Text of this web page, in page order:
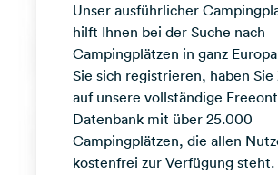
Media
Facebook
Instagram
Unser ausführlicher
hilft Ihnen bei der Suche nach
Campingplätzen in ganz
Sie sich registrieren, haben
auf unsere vollständige
Datenbank mit über 25.000
Campingplätzen, die allen
kostenfrei zur Verfügung steht.